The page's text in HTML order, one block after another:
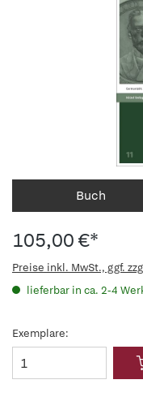
Buch
105,00 €*
Preise inkl. MwSt., ggf.
lieferbar in ca. 2-4
Exemplare: